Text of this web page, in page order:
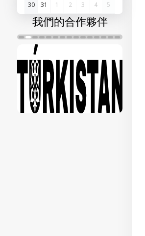
30
31 1 2 3 4 5
我們的合作夥伴